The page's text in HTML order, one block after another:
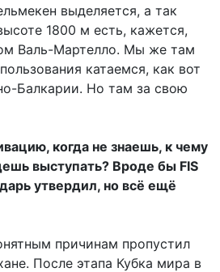
выделяется, а так
1800 м есть, кажется,
Валь-Мартелло. Мы же там
катаемся, как вот
Балкарии. Но там за свою
когда не знаешь, к чему
выступать? Вроде бы FIS
утвердил, но всё ещё
причинам пропустил
После этапа Кубка мира в